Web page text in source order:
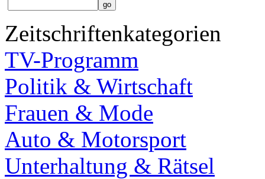
Zeitschriftenkategorien
TV-Programm
Politik & Wirtschaft
Frauen & Mode
Auto & Motorsport
Unterhaltung & Rätsel